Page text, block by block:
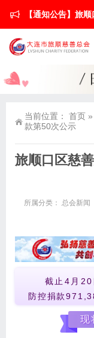
【通知公告】旅顺口
当前位置： 首页 »
款第50次公示
旅顺口区慈
所属分类： 总会新闻
截止4月20
防控捐款
现